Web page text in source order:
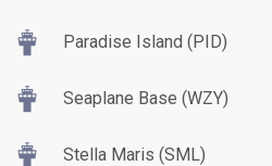
Paradise Island (PID)
Seaplane Base (WZY)
Stella Maris (SML)